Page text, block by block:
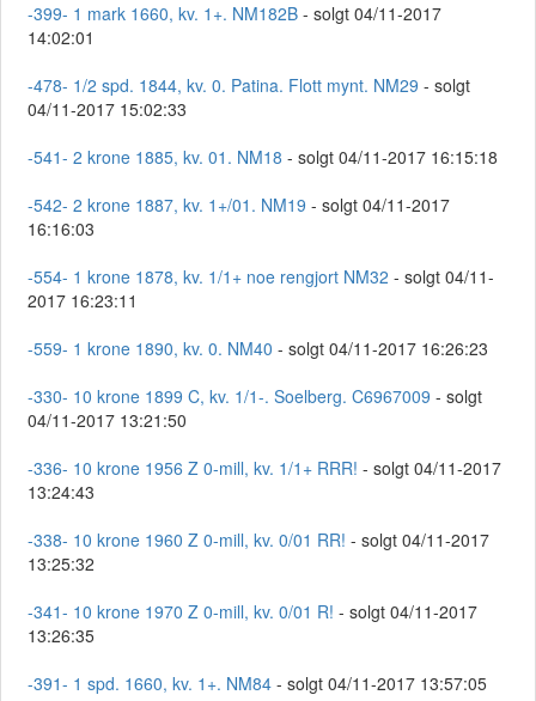
-399- 1 mark 1660, kv. 1+. NM182B - solgt 04/11-2017
14:02:01
-478- 1/2 spd. 1844, kv. 0. Patina. Flott mynt. NM29 - solgt
04/11-2017 15:02:33
-541- 2 krone 1885, kv. 01. NM18 - solgt 04/11-2017 16:15:18
-542- 2 krone 1887, kv. 1+/01. NM19 - solgt 04/11-2017
16:16:03
-554- 1 krone 1878, kv. 1/1+ noe rengjort NM32 - solgt 04/11-
2017 16:23:11
-559- 1 krone 1890, kv. 0. NM40 - solgt 04/11-2017 16:26:23
-330- 10 krone 1899 C, kv. 1/1-. Soelberg. C6967009 - solgt
04/11-2017 13:21:50
-336- 10 krone 1956 Z 0-mill, kv. 1/1+ RRR! - solgt 04/11-2017
13:24:43
-338- 10 krone 1960 Z 0-mill, kv. 0/01 RR! - solgt 04/11-2017
13:25:32
-341- 10 krone 1970 Z 0-mill, kv. 0/01 R! - solgt 04/11-2017
13:26:35
-391- 1 spd. 1660, kv. 1+. NM84 - solgt 04/11-2017 13:57:05